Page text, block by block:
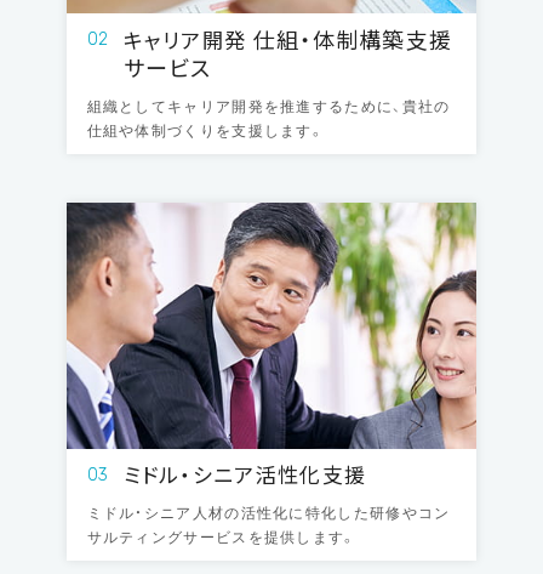
02 キャリア開発 仕組・体制構築支援
サービス
組織としてキャリア開発を推進するために、貴社の
仕組や体制づくりを支援します。
03 ミドル・シニア活性化支援
ミドル・シニア人材の活性化に特化した研修やコン
サルティングサービスを提供します。